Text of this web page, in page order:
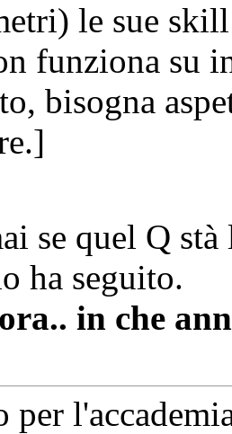
le sue
funziona su
bisogna
se quel Q
ha seguito.
in che
per